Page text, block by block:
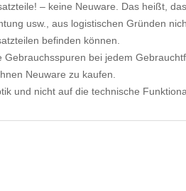
– keine Neuware. Das heißt,
usw., aus logistischen Gründen
befinden können.
bei jedem
Neuware zu kaufen.
und nicht auf die technische